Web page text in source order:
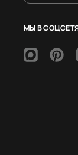
МЫ В